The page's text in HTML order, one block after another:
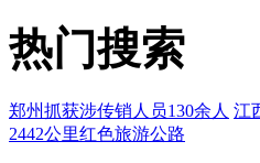
热门搜索
郑州抓获涉传销人员130余人 江
2442公里红色旅游公路